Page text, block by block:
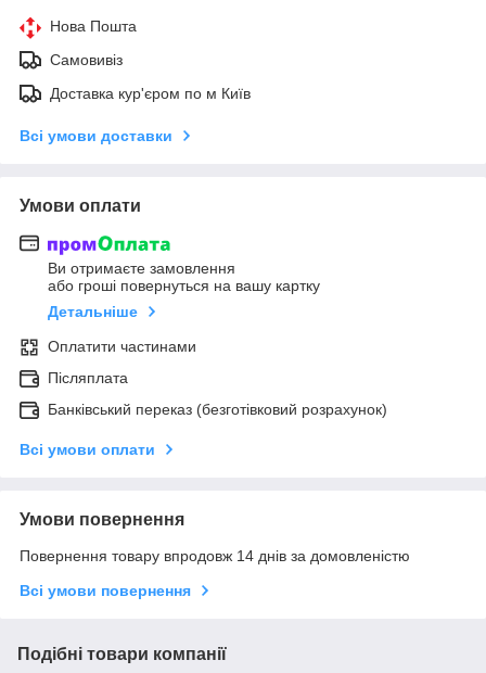
Нова Пошта
Самовивіз
Доставка кур'єром по м Київ
Всі умови доставки
Умови оплати
Ви отримаєте замовлення
або гроші повернуться на вашу картку
Детальніше
Оплатити частинами
Післяплата
Банківський переказ (безготівковий розрахунок)
Всі умови оплати
Умови повернення
Повернення товару впродовж 14 днів за домовленістю
Всі умови повернення
Подібні товари компанії